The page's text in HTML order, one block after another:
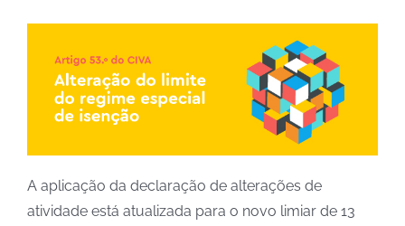
A aplicação da declaração de alterações de
atividade está atualizada para o novo limiar de 13